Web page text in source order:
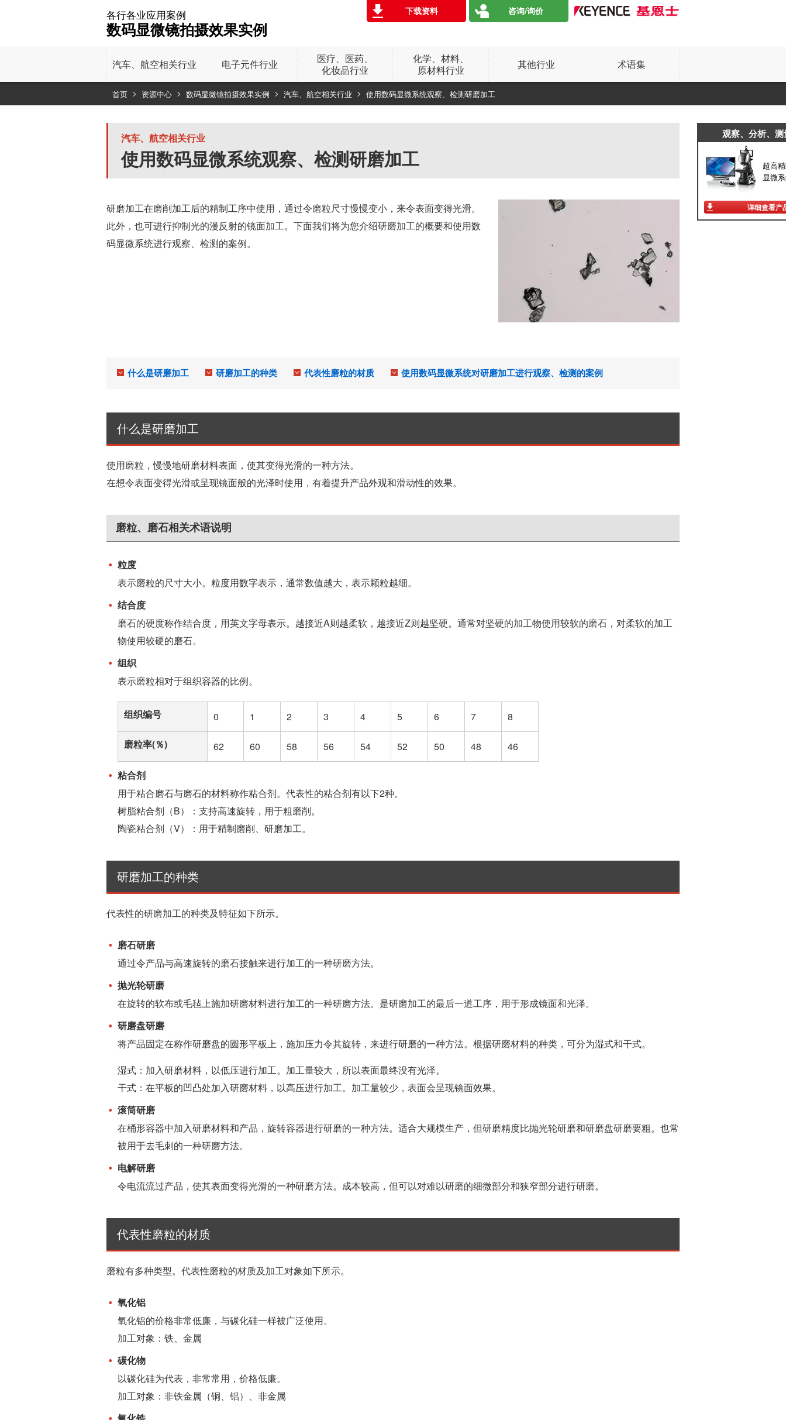
各行各业应用案例
数码显微镜拍摄效果实例
下载资料 咨询/询价
汽车、 航空相关行业 电子元件行业
医疗、医药、
化妆品行业
化学、材料、
原材料行业
其他行业 术语集
首页 资源中心 数码显微镜拍摄效果实例 汽车、航空相关行业 使用数码显微系统观察、检测研磨加工
汽车、航空相关行业
使用数码显微系统观察、检测研磨加工
研磨加工在磨削加工后的精制工序中使用，通过令磨粒尺寸慢慢变小，来令表面变得光滑。
此外，也可进行抑制光的漫反射的镜面加工。下面我们将为您介绍研磨加工的概要和使用数
码显微系统进行观察、检测的案例。
什么是研磨加工 研磨加工的种类 代表性磨粒的材质 使用数码显微系统对研磨加工进行观察、检测的案例
什么是研磨加工
使用磨粒，慢慢地研磨材料表面，使其变得光滑的一种方法。
在想令表面变得光滑或呈现镜面般的光泽时使用，有着提升产品外观和滑动性的效果。
磨粒、磨石相关术语说明
粒度
表示磨粒的尺寸大小。粒度用数字表示，通常数值越大，表示颗粒越细。
结合度
磨石的硬度称作结合度，用英文字母表示。越接近A则越柔软，越接近Z则越坚硬。通常对坚硬的加工物使用较软的磨石，对柔软的加工
物使用较硬的磨石。
组织
表示磨粒相对于组织容器的比例。
组织编号 0 1 2 3 4 5 6 7 8
磨粒率(％) 62 60 58 56 54 52 50 48 46
粘合剂
用于粘合磨石与磨石的材料称作粘合剂。代表性的粘合剂有以下2种。
树脂粘合剂（B）：支持高速旋转，用于粗磨削。
陶瓷粘合剂（V）：用于精制磨削、研磨加工。
研磨加工的种类
代表性的研磨加工的种类及特征如下所示。
磨石研磨
通过令产品与高速旋转的磨石接触来进行加工的一种研磨方法。
抛光轮研磨
在旋转的软布或毛毡上施加研磨材料进行加工的一种研磨方法。是研磨加工的最后一道工序，用于形成镜面和光泽。
研磨盘研磨
将产品固定在称作研磨盘的圆形平板上，施加压力令其旋转，来进行研磨的一种方法。根据研磨材料的种类，可分为湿式和干式。
湿式：加入研磨材料，以低压进行加工。加工量较大，所以表面最终没有光泽。
干式：在平板的凹凸处加入研磨材料，以高压进行加工。加工量较少，表面会呈现镜面效果。
滚筒研磨
在桶形容器中加入研磨材料和产品，旋转容器进行研磨的一种方法。适合大规模生产，但研磨精度比抛光轮研磨和研磨盘研磨要粗。也常
被用于去毛刺的一种研磨方法。
电解研磨
令电流流过产品，使其表面变得光滑的一种研磨方法。成本较高，但可以对难以研磨的细微部分和狭窄部分进行研磨。
代表性磨粒的材质
磨粒有多种类型。代表性磨粒的材质及加工对象如下所示。
氧化铝
氧化铝的价格非常低廉，与碳化硅一样被广泛使用。
加工对象：铁、金属
碳化物
以碳化硅为代表，非常常用，价格低廉。
加工对象：非铁金属（铜、铝）、非金属
观察、分析、
超高
显微
详细查看产